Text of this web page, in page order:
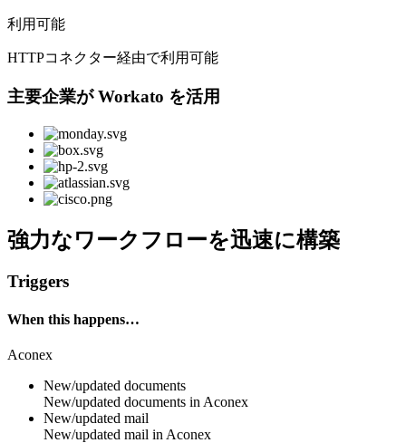
利用可能
HTTPコネクター経由で利用可能
主要企業が Workato を活用
強力なワークフローを迅速に構築
Triggers
When this happens…
Aconex
New/updated documents
New/updated documents in Aconex
New/updated mail
New/updated mail in Aconex